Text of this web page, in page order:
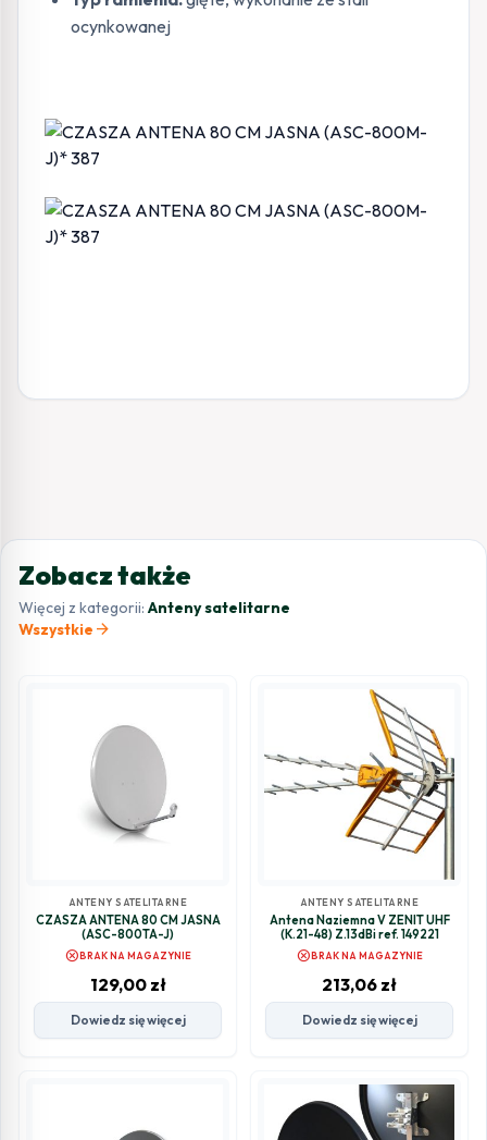
ocynkowanej
Zobacz także
Więcej z kategorii: Anteny satelitarne
Wszystkie arrow_forward
ANTENY SATELITARNE
CZASZA ANTENA 80 CM JASNA
(ASC-800TA-J)
cancelBRAK NA MAGAZYNIE
129,00 zł
Dowiedz się więcej
ANTENY SATELITARNE
Antena Naziemna V ZENIT UHF
(K.21-48) Z.13dBi ref. 149221
cancelBRAK NA MAGAZYNIE
213,06 zł
Dowiedz się więcej